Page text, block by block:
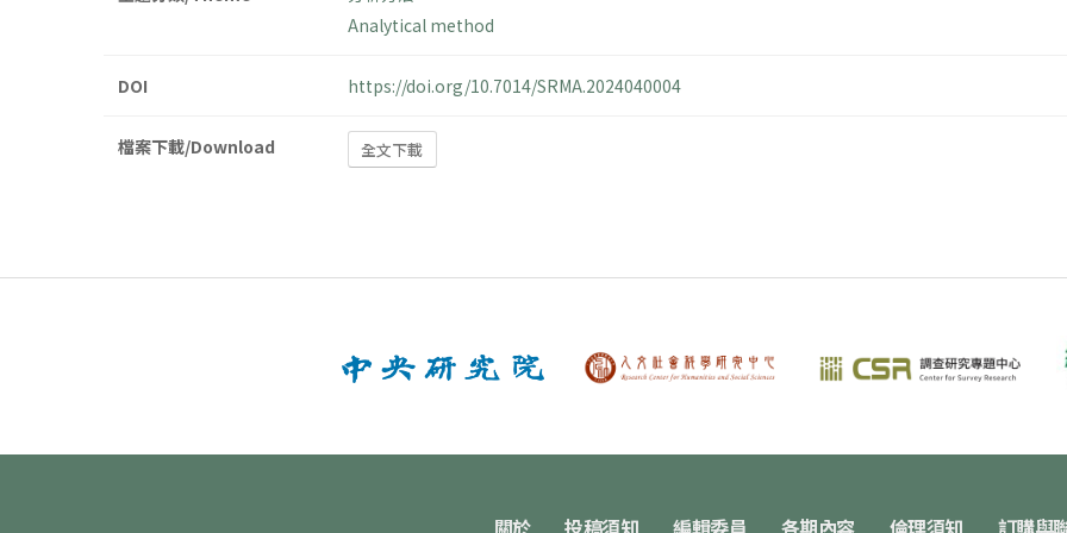
Analytical method
DOI https://doi.org/10.7014/SRMA.2024040004
檔案下載/Download 全文下載
關於 投稿須知 編輯委員 各期內容 倫理須知 訂購與